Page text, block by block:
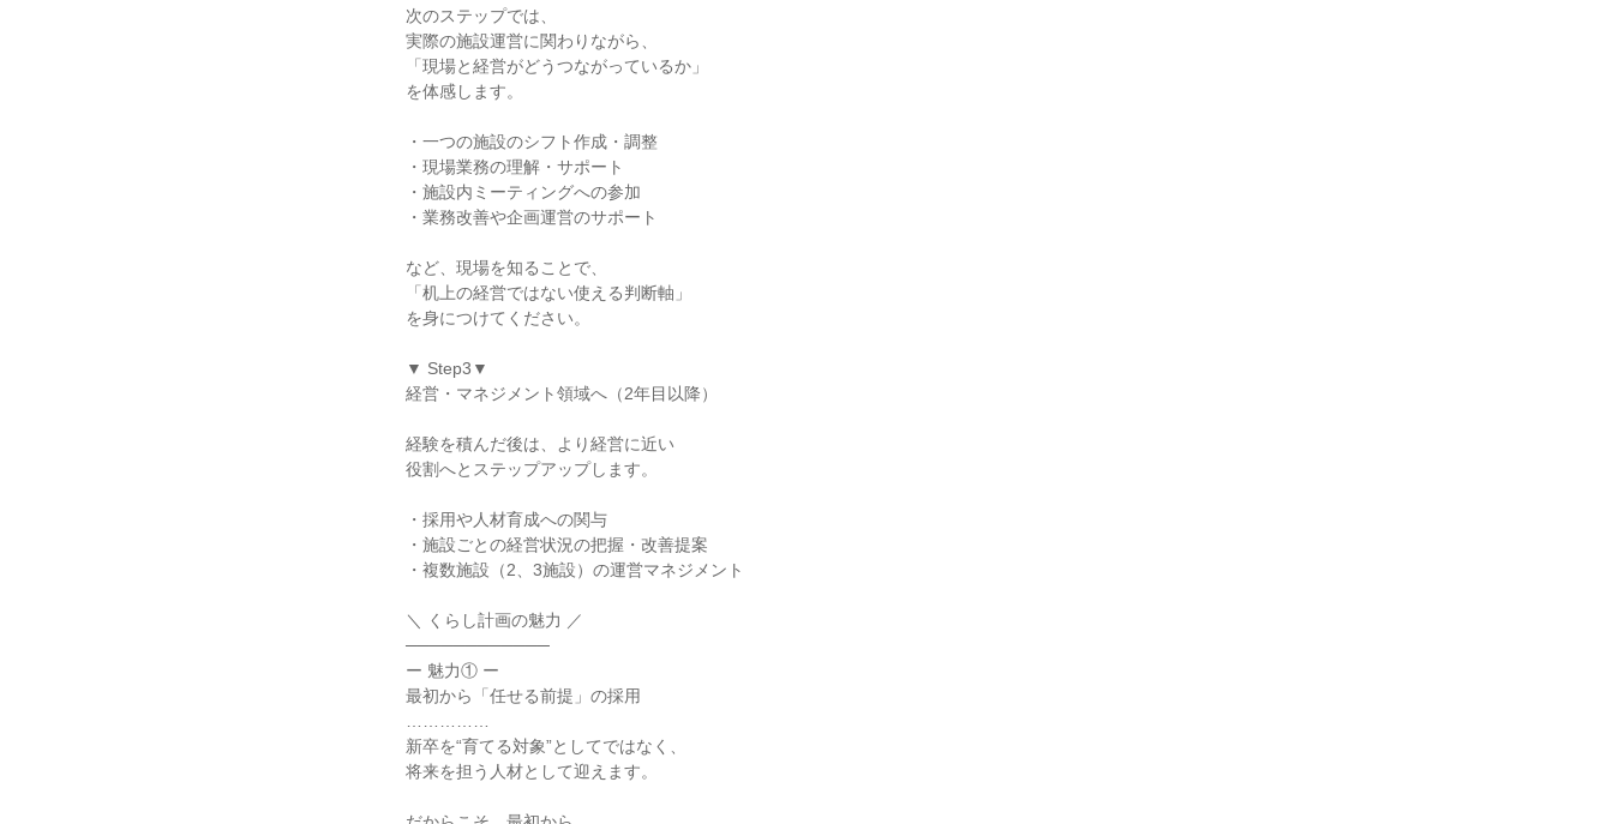
次のステップでは、
実際の施設運営に関わりながら、
「現場と経営がどうつながっているか」
を体感します。
・一つの施設のシフト作成・調整
・現場業務の理解・サポート
・施設内ミーティングへの参加
・業務改善や企画運営のサポート
など、現場を知ることで、
「机上の経営ではない使える判断軸」
を身につけてください。
▼ Step3▼
経営・マネジメント領域へ（2年目以降）
経験を積んだ後は、より経営に近い
役割へとステップアップします。
・採用や人材育成への関与
・施設ごとの経営状況の把握・改善提案
・複数施設（2、3施設）の運営マネジメント
＼ くらし計画の魅力 ／
────────────
ー 魅力① ー
最初から「任せる前提」の採用
新卒を“育てる対象”としてではなく、
将来を担う人材として迎えます。